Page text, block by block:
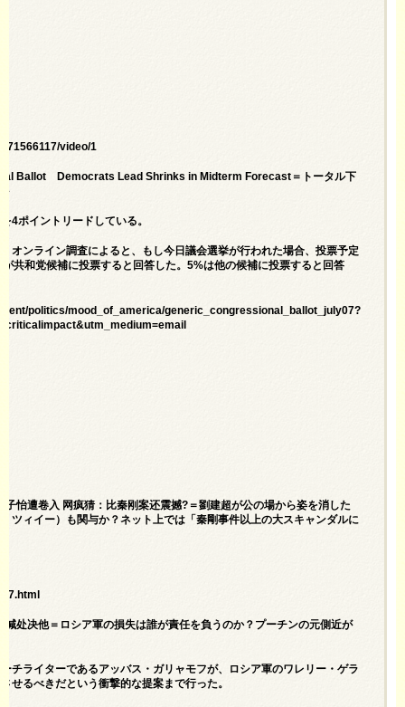
video/1
Ballot Democrats Lead Shrinks in Midterm Forecast＝トータル下
4ポイントリードしている。
オンライン調査によると、もし今日議会選挙が行われた場合、投票予定
共和党候補に投票すると回答した。5%は他の候補に投票すると回答
politics/mood_of_america/generic_congressional_ballot_july07?
怡遭卷入 网疯猜：比秦刚案还震撼?＝劉建超が公の場から姿を消した
ツィイー）も関与か？ネット上では「秦剛事件以上の大スキャンダルに
处决他＝ロシア軍の損失は誰が責任を負うのか？プーチンの元側近が
チライターであるアッバス・ガリャモフが、ロシア軍のワレリー・ゲラ
せるべきだという衝撃的な提案まで行った。